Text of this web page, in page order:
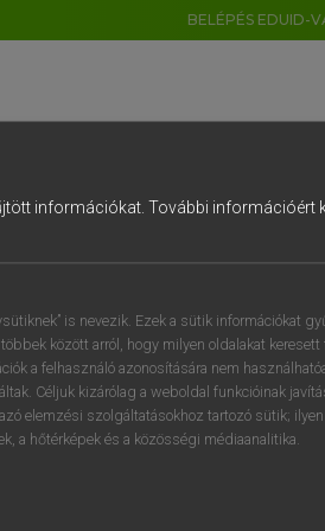
BELÉPÉS EDUID-
nagyszótár
információkat. További információért
is nevezik. Ezek a sütik információkat
között arról, hogy milyen oldalakat keresett
a felhasználó azonosítására nem
Céljuk kizárólag a weboldal funkcióinak
elemzési szolgáltatásokhoz tartozó sütik;
a hőtérképek és a közösségi médiaanalitika.
5 6 7 8 9
r t z u i
g h j k l é
c v b n m , .